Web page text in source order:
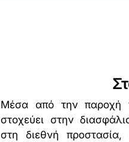
Μέσα από την παροχή
στοχεύει στην
στη διεθνή